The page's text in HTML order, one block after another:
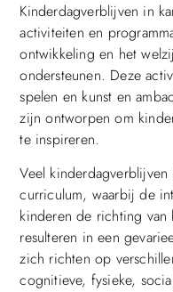
Kinderdagverblijven in
activiteiten en
ontwikkeling en het
ondersteunen. Deze
spelen en kunst en
zijn ontworpen om
te inspireren.
Veel
curriculum, waarbij de
kinderen de richting van
resulteren in een
zich richten op
cognitieve, fysieke,